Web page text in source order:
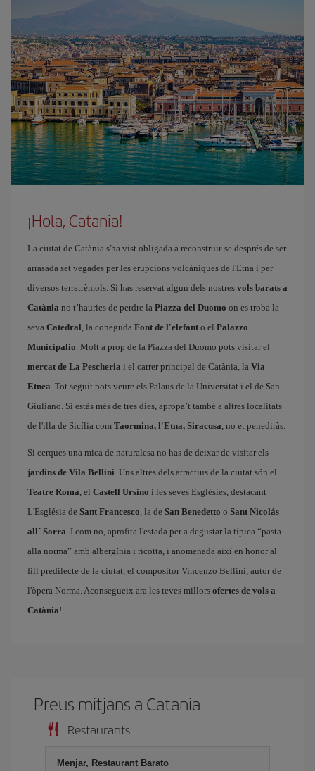
¡Hola, Catania!
La ciutat de Catània s'ha vist obligada a reconstruir-se després de ser
arrasada set vegades per les erupcions volcàniques de l'Etna i per
diversos terratrèmols. Si has reservat algun dels nostres vols barats a
Catània no t’hauries de perdre la Piazza del Duomo on es troba la
seva Catedral, la coneguda Font de l'elefant o el Palazzo
Municipalio. Molt a prop de la Piazza del Duomo pots visitar el
mercat de La Pescheria i el carrer principal de Catània, la Via
Etnea. Tot seguit pots veure els Palaus de la Universitat i el de San
Giuliano. Si estàs més de tres dies, apropa’t també a altres localitats
de l'illa de Sicília com Taormina, l'Etna, Siracusa, no et penediràs.
Si cerques una mica de naturalesa no has de deixar de visitar els
jardins de Vila Bellini. Uns altres dels atractius de la ciutat són el
Teatre Romà, el Castell Ursino i les seves Esglésies, destacant
L'Església de Sant Francesco, la de San Benedetto o Sant Nicolás
all´ Sorra. I com no, aprofita l'estada per a degustar la típica “pasta
alla norma” amb albergínia i ricotta, i anomenada així en honor al
fill predilecte de la ciutat, el compositor Vincenzo Bellini, autor de
l'òpera Norma. Aconsegueix ara les teves millors ofertes de vols a
Catània!
Preus mitjans a Catania
Restaurants
Menjar, Restaurant Barato